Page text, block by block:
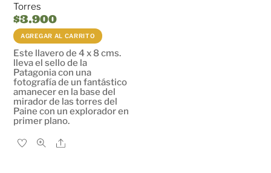
Torres
$3.900
AGREGAR AL CARRITO
Este llavero de 4 x 8 cms.
lleva el sello de la
Patagonia con una
fotografía de un fantástico
amanecer en la base del
mirador de las torres del
Paine con un explorador en
primer plano.
Share